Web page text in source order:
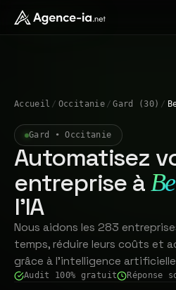
Accueil / Occitanie / Gard (30) /
Gard • Occitanie
Automatisez
entreprise à
l'IA
Nous aidons les 283
temps, réduire leurs coûts et
grâce à l'intelligence
Audit 100% gratuit Réponse